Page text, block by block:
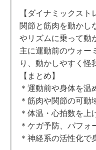
【ダイナミックスト
関節と筋肉を動かし
やリズムに乗って動
主に運動前のウォー
り、動かしやすく怪
【まとめ】
＊運動前や身体を温
＊筋肉や関節の可動
＊体温・心拍数を上
＊ケガ予防、パフォ
＊神経系の活性化で